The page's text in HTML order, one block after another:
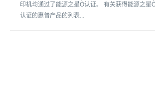
印机均通过了能源之星Ò认证。 有关获得能源之星
认证的惠普产品的列表...